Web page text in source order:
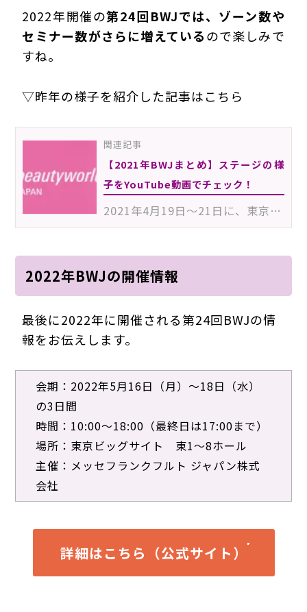
2022年開催の第24回BWJでは、ゾーン数や
セミナー数がさらに増えているので楽しみで
すね。
▽昨年の様子を紹介した記事はこちら
関連記事
【2021年BWJまとめ】ステージの様
子をYouTube動画でチェック！
2021年4月19日～21日に、東京ビッグサイトで開催された「beautyworld JAPAN 2021（ビューティーワールドジ…
2022年BWJの開催情報
最後に2022年に開催される第24回BWJの情
報をお伝えします。
会期：2022年5月16日（月）～18日（水）
の3日間
時間：10:00～18:00（最終日は17:00まで）
場所：東京ビッグサイト 東1～8ホール
主催：メッセフランクフルト ジャパン株式
会社
詳細はこちら（公式サイト）